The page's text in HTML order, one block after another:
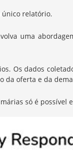
único relatório.
uma
Os dados
da oferta e da
só é possível